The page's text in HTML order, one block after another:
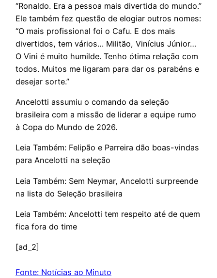
“Ronaldo. Era a pessoa mais divertida do mundo.”
Ele também fez questão de elogiar outros nomes:
“O mais profissional foi o Cafu. E dos mais
divertidos, tem vários… Militão, Vinícius Júnior…
O Vini é muito humilde. Tenho ótima relação com
todos. Muitos me ligaram para dar os parabéns e
desejar sorte.”
Ancelotti assumiu o comando da seleção
brasileira com a missão de liderar a equipe rumo
à Copa do Mundo de 2026.
Leia Também: Felipão e Parreira dão boas-vindas
para Ancelotti na seleção
Leia Também: Sem Neymar, Ancelotti surpreende
na lista do Seleção brasileira
Leia Também: Ancelotti tem respeito até de quem
fica fora do time
[ad_2]
Fonte: Notícias ao Minuto